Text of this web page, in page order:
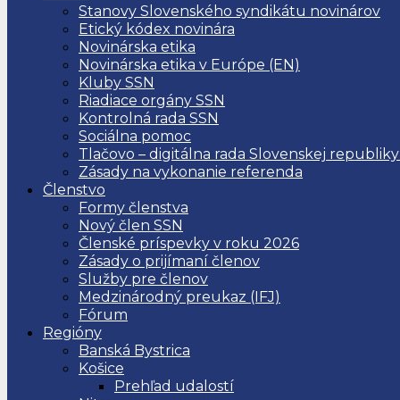
Stanovy Slovenského syndikátu novinárov
Etický kódex novinára
Novinárska etika
Novinárska etika v Európe (EN)
Kluby SSN
Riadiace orgány SSN
Kontrolná rada SSN
Sociálna pomoc
Tlačovo – digitálna rada Slovenskej republiky
Zásady na vykonanie referenda
Členstvo
Formy členstva
Nový člen SSN
Členské príspevky v roku 2026
Zásady o prijímaní členov
Služby pre členov
Medzinárodný preukaz (IFJ)
Fórum
Regióny
Banská Bystrica
Košice
Prehľad udalostí